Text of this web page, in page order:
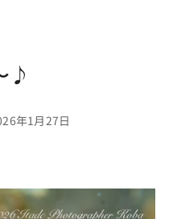
♪
年1月27日